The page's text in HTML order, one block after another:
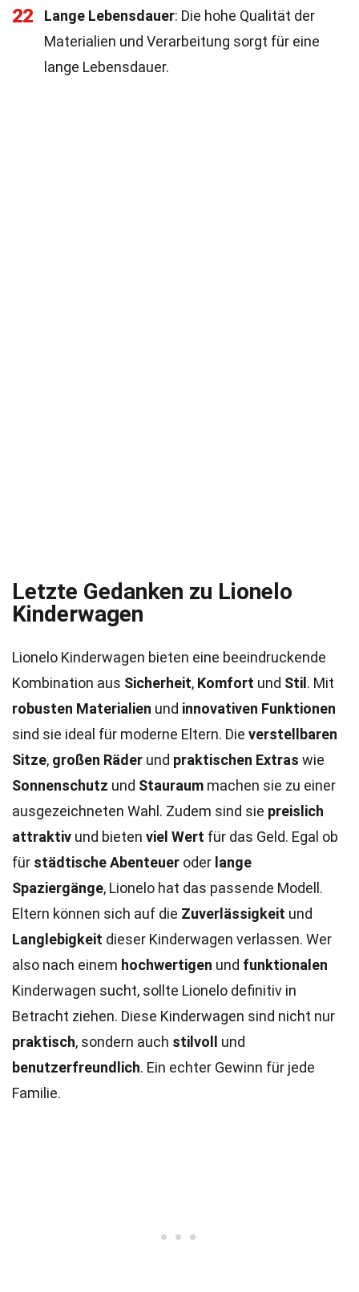
22 Lange Lebensdauer: Die hohe Qualität der
Materialien und Verarbeitung sorgt für eine
lange Lebensdauer.
Letzte Gedanken zu Lionelo
Kinderwagen
Lionelo Kinderwagen bieten eine beeindruckende
Kombination aus Sicherheit, Komfort und Stil . Mit
robusten Materialien und innovativen Funktionen
sind sie ideal für moderne Eltern. Die verstellbaren
Sitze, großen Räder und praktischen Extras wie
Sonnenschutz und Stauraum machen sie zu einer
ausgezeichneten Wahl. Zudem sind sie preislich
attraktiv und bieten viel Wert für das Geld. Egal ob
für städtische Abenteuer oder lange
Spaziergänge, Lionelo hat das passende Modell.
Eltern können sich auf die Zuverlässigkeit und
Langlebigkeit dieser Kinderwagen verlassen. Wer
also nach einem hochwertigen und funktionalen
Kinderwagen sucht, sollte Lionelo definitiv in
Betracht ziehen. Diese Kinderwagen sind nicht nur
praktisch, sondern auch stilvoll
und
benutzerfreundlich. Ein echter Gewinn für jede
Familie.